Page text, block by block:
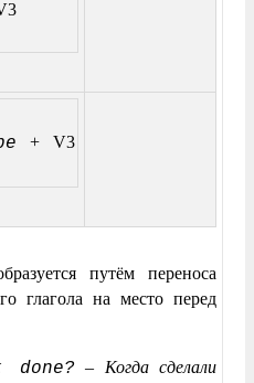
+ V3
путём переноса
глагола на место перед
done?– Когда сделали